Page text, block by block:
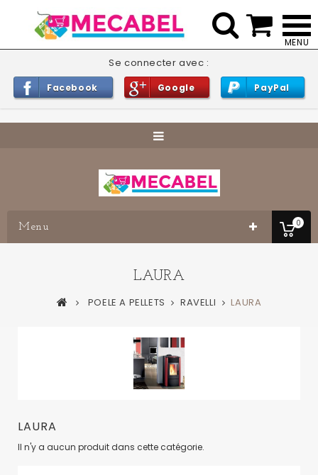
Se connecter avec :
Facebook Google PayPal
0
Menu
LAURA
POELE A PELLETS RAVELLI LAURA
LAURA
Il n'y a aucun produit dans cette catégorie.
 